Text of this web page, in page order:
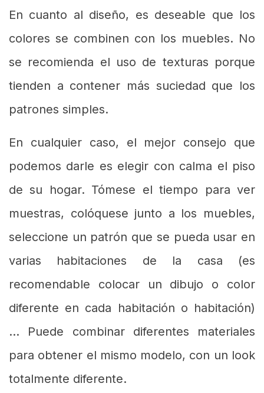
6. El piso de la cocina
Lo más importante para el piso de la cocina
es que es sólido, resistente al agua y con
manchas ácidas como el vinagre o el limón.
En cuanto al diseño, es deseable que los
colores se combinen con los muebles. No
se recomienda el uso de texturas porque
tienden a contener más suciedad que los
patrones simples.
En cualquier caso, el mejor consejo que
podemos darle es elegir con calma el piso
de su hogar. Tómese el tiempo para ver
muestras, colóquese junto a los muebles,
seleccione un patrón que se pueda usar en